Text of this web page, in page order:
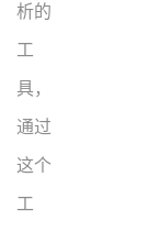
析的
工
具，
通过
这个
工